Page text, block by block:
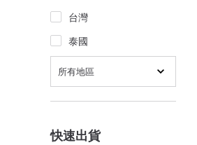
台灣
泰國
所有地區
快速出貨